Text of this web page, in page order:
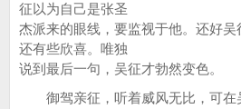
征以为自己是张圣
杰派来的眼线，要监视于他。还好
还有些欣喜。唯独
说到最后一句，吴征才勃然变色。
御驾亲征，听着威风无比，可在